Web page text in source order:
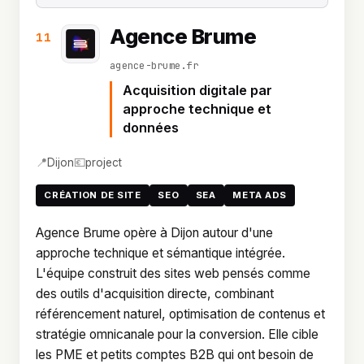
11 Agence Brume
agence-brume.fr
Acquisition digitale par
approche technique et
données
📍Dijon💶project
CRÉATION DE SITE SEO SEA META ADS
Agence Brume opère à Dijon autour d'une
approche technique et sémantique intégrée.
L'équipe construit des sites web pensés comme
des outils d'acquisition directe, combinant
référencement naturel, optimisation de contenus et
stratégie omnicanale pour la conversion. Elle cible
les PME et petits comptes B2B qui ont besoin de